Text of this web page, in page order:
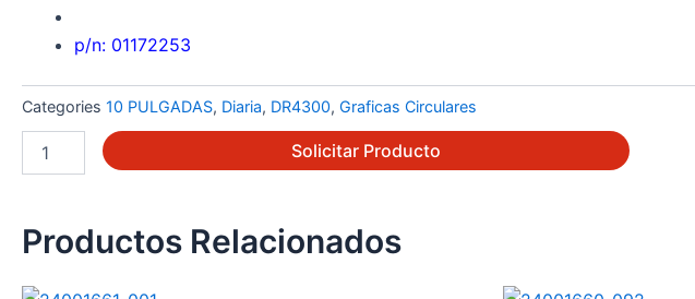
p/n: 01172253
Categories 10 PULGADAS, Diaria, DR4300, Graficas Circulares
24001660-
024
Solicitar Producto
Productos Relacionados